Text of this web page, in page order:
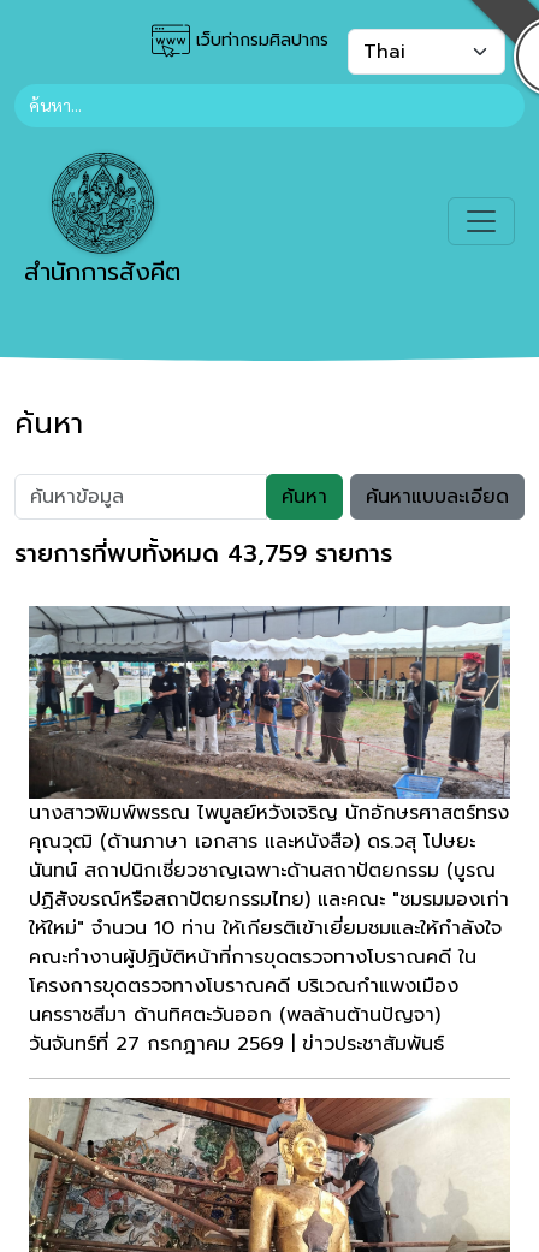
เว็บท่ากรมศิลปากร
สำนักการสังคีต
ค้นหา
ค้นหา ค้นหาแบบละเอียด
รายการที่พบทั้งหมด 43,759 รายการ
นางสาวพิมพ์พรรณ ไพบูลย์หวังเจริญ นักอักษรศาสตร์ทรง
คุณวุฒิ (ด้านภาษา เอกสาร และหนังสือ) ดร.วสุ โปษยะ
นันทน์ สถาปนิกเชี่ยวชาญเฉพาะด้านสถาปัตยกรรม (บูรณ
ปฏิสังขรณ์หรือสถาปัตยกรรมไทย) และคณะ "ชมรมมองเก่า
ให้ใหม่" จำนวน 10 ท่าน ให้เกียรติเข้าเยี่ยมชมและให้กำลังใจ
คณะทำงานผู้ปฏิบัติหน้าที่การขุดตรวจทางโบราณคดี ใน
โครงการขุดตรวจทางโบราณคดี บริเวณกำแพงเมือง
นครราชสีมา ด้านทิศตะวันออก (พลล้านต้านปัญจา)
วันจันทร์ที่ 27 กรกฎาคม 2569 | ข่าวประชาสัมพันธ์